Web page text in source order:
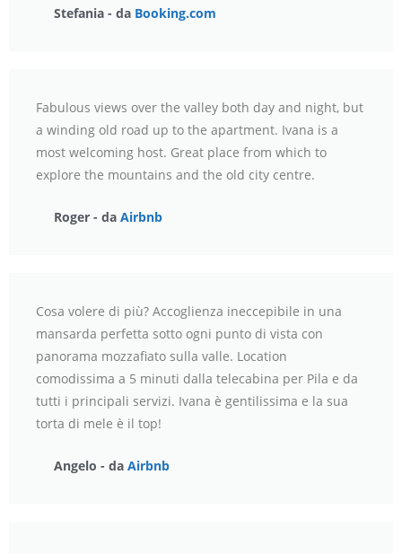
Stefania - da Booking.com
Fabulous views over the valley both day and night, but
a winding old road up to the apartment. Ivana is a
most welcoming host. Great place from which to
explore the mountains and the old city centre.
Roger - da Airbnb
Cosa volere di più? Accoglienza ineccepibile in una
mansarda perfetta sotto ogni punto di vista con
panorama mozzafiato sulla valle. Location
comodissima a 5 minuti dalla telecabina per Pila e da
tutti i principali servizi. Ivana è gentilissima e la sua
torta di mele è il top!
Angelo - da Airbnb